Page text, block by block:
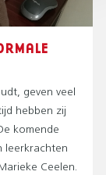
geven veel
hebben zij
komende
leerkrachten
Ceelen.